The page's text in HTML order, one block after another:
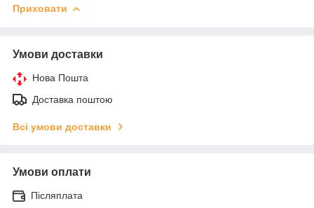
Приховати
Умови доставки
Нова Пошта
Доставка поштою
Всі умови доставки
Умови оплати
Післяплата